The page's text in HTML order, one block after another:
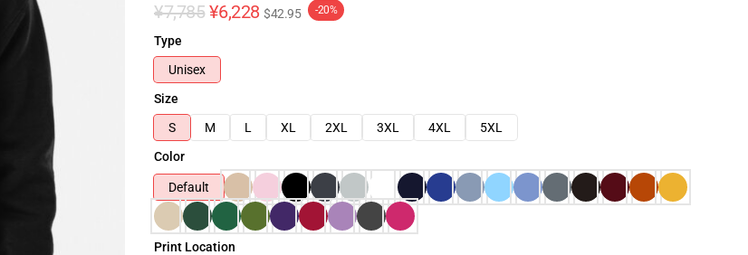
¥7,785 ¥6,228 $42.95 -20%
Type
Unisex
Size
S
M L XL 2XL 3XL 4XL
5XL
Color
Default
Print Location